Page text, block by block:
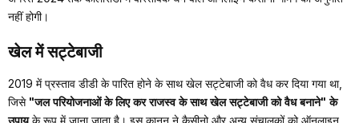
नहीं होगी।
खेल में सट्टेबाजी
2019 में प्रस्ताव डीडी के पारित होने के साथ खेल सट्टेबाजी को वैध कर दिया गया था,
जिसे "जल परियोजनाओं के लिए कर राजस्व के साथ खेल सट्टेबाजी को वैध बनाने" के